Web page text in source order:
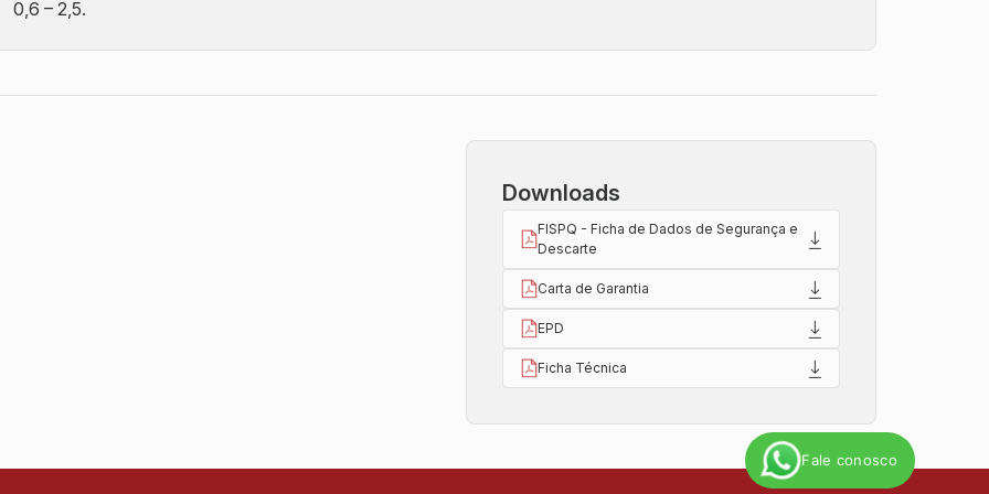
Fale conosco
0,6 – 2,5.
Downloads
FISPQ - Ficha de Dados de Segurança e
Descarte
Carta de Garantia
EPD
Ficha Técnica